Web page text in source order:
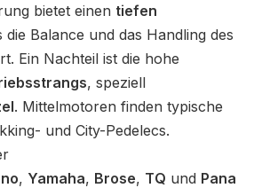
bietet einen tiefen
die Balance und das Handling des
Ein Nachteil ist die hohe
, speziell
. Mittelmotoren finden typische
und City-Pedelecs.
, Yamaha, Brose, TQ und Pana